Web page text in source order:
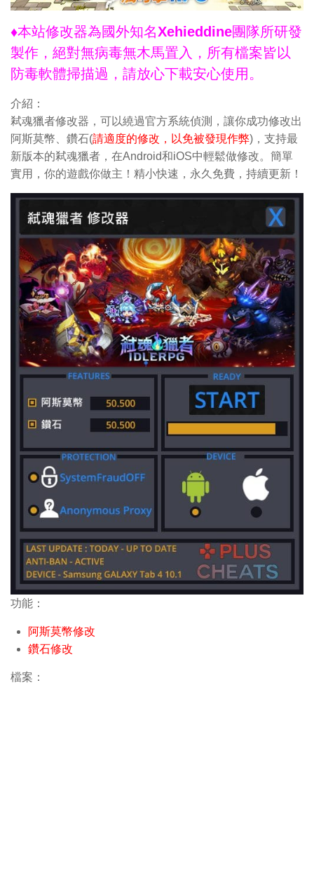
♦本站修改器為國外知名Xehieddine團隊所研發
製作，絕對無病毒無木馬置入，所有檔案皆以
防毒軟體掃描過，請放心下載安心使用。
介紹：
弒魂獵者修改器，可以繞過官方系統偵測，讓你成功修改出
阿斯莫幣、鑽石(請適度的修改，以免被發現作弊)，支持最
新版本的弒魂獵者，在Android和iOS中輕鬆做修改。簡單
實用，你的遊戲你做主！精小快速，永久免費，持續更新！
功能：
阿斯莫幣修改
鑽石修改
檔案：